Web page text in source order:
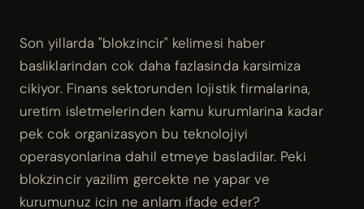
Son yillarda "blokzincir" kelimesi haber
basliklarindan cok daha fazlasinda karsimiza
cikiyor. Finans sektorunden lojistik firmalarina,
uretim isletmelerinden kamu kurumlarinа kadar
pek cok organizasyon bu teknolojiyi
operasyonlarina dahil etmeye basladilar. Peki
blokzincir yazilim gercekte ne yapar ve
kurumunuz icin ne anlam ifade eder?